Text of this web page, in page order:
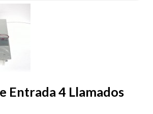
Entrada 4 Llamados